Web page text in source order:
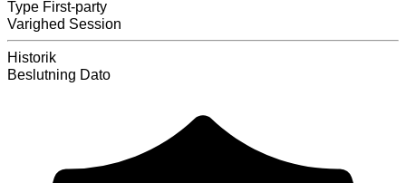
Type First-party
Varighed Session
Historik
Beslutning Dato